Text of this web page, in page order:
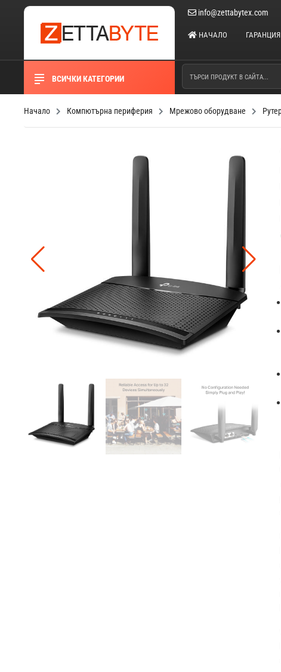
info@zettabytex.com
НАЧАЛО ГАРАНЦИЯ
ВСИЧКИ КАТЕГОРИИ
Начало Компютърна периферия Мрежово оборудване